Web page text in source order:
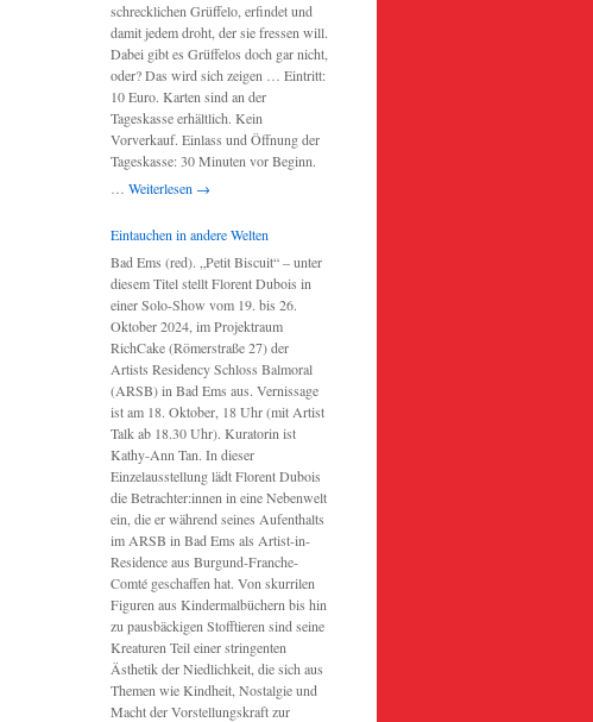
schrecklichen Grüffelo, erfindet und
damit jedem droht, der sie fressen will.
Dabei gibt es Grüffelos doch gar nicht,
oder? Das wird sich zeigen … Eintritt:
10 Euro. Karten sind an der
Tageskasse erhältlich. Kein
Vorverkauf. Einlass und Öffnung der
Tageskasse: 30 Minuten vor Beginn.
Weiterlesen →
Eintauchen in andere Welten
Bad Ems (red). „Petit Biscuit“ – unter
diesem Titel stellt Florent Dubois in
einer Solo-Show vom 19. bis 26.
Oktober 2024, im Projektraum
RichCake (Römerstraße 27) der
Artists Residency Schloss Balmoral
(ARSB) in Bad Ems aus. Vernissage
ist am 18. Oktober, 18 Uhr (mit Artist
Talk ab 18.30 Uhr). Kuratorin ist
Kathy-Ann Tan. In dieser
Einzelausstellung lädt Florent Dubois
die Betrachter:innen in eine Nebenwelt
ein, die er während seines Aufenthalts
im ARSB in Bad Ems als Artist-in-
Residence aus Burgund-Franche-
Comté geschaffen hat. Von skurrilen
Figuren aus Kindermalbüchern bis hin
zu pausbäckigen Stofftieren sind seine
Kreaturen Teil einer stringenten
Ästhetik der Niedlichkeit, die sich aus
Themen wie Kindheit, Nostalgie und
Macht der Vorstellungskraft zur